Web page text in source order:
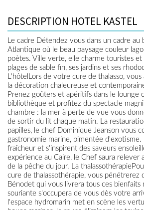
DESCRIPTION HOTEL KASTEL
Le cadre Détendez vous dans un cadre au
Atlantique où le beau paysage couleur
poètes. Ville verte, elle charme touristes et
plages de sable fin, ses jardins et ses
L'hôtelLors de votre cure de thalasso,
la décoration chaleureuse et
Prenez goûters et apéritifs dans le lounge
bibliothèque et profitez du spectacle
chambre : la mer à perte de vue vous
de sortir du lit chaque matin. La
papilles, le chef Dominique Jeanson vous
gastronomie marine, pimentée d'exotisme.
fraîcheur et s'inspirent des saveurs
expérience au Caire, le Chef saura relever
de la pêche du jour. La
cure de thalassothérapie, vous pénétrerez
Bénodet qui vous livrera tous ces bienfaits
souriante s'occupera de vous dès votre
l'espace hydromarin met en scène les